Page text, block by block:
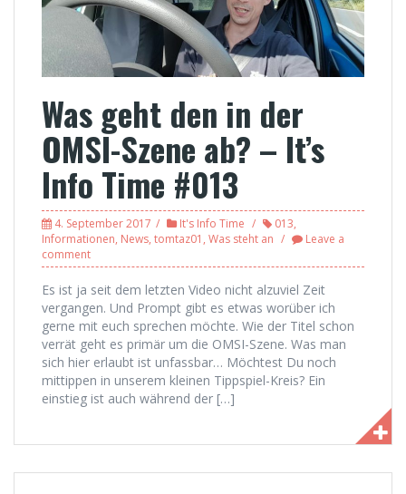
Was geht den in der
OMSI-Szene ab? – It’s
Info Time #013
4. September 2017 It's Info Time 013,
Informationen, News, tomtaz01 , Was steht an
Leave a
comment
Es ist ja seit dem letzten Video nicht alzuviel Zeit
vergangen. Und Prompt gibt es etwas worüber ich
gerne mit euch sprechen möchte. Wie der Titel schon
verrät geht es primär um die OMSI-Szene. Was man
sich hier erlaubt ist unfassbar… Möchtest Du noch
mittippen in unserem kleinen Tippspiel-Kreis? Ein
einstieg ist auch während der […]